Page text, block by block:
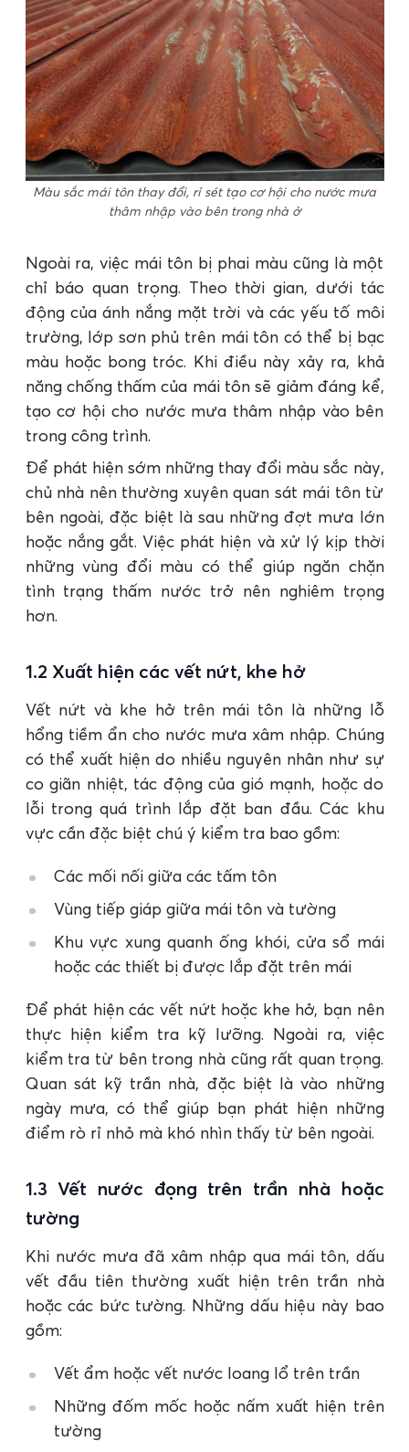
Màu sắc mái tôn thay đổi, rỉ sét tạo cơ hội cho nước mưa
thâm nhập vào bên trong nhà ở
Ngoài ra, việc mái tôn bị phai màu cũng là một
chỉ báo quan trọng. Theo thời gian, dưới tác
động của ánh nắng mặt trời và các yếu tố môi
trường, lớp sơn phủ trên mái tôn có thể bị bạc
màu hoặc bong tróc. Khi điều này xảy ra, khả
năng chống thấm của mái tôn sẽ giảm đáng kể,
tạo cơ hội cho nước mưa thâm nhập vào bên
trong công trình.
Để phát hiện sớm những thay đổi màu sắc này,
chủ nhà nên thường xuyên quan sát mái tôn từ
bên ngoài, đặc biệt là sau những đợt mưa lớn
hoặc nắng gắt. Việc phát hiện và xử lý kịp thời
những vùng đổi màu có thể giúp ngăn chặn
tình trạng thấm nước trở nên nghiêm trọng
hơn.
1.2 Xuất hiện các vết nứt, khe hở
Vết nứt và khe hở trên mái tôn là những lỗ
hổng tiềm ẩn cho nước mưa xâm nhập. Chúng
có thể xuất hiện do nhiều nguyên nhân như sự
co giãn nhiệt, tác động của gió mạnh, hoặc do
lỗi trong quá trình lắp đặt ban đầu. Các khu
vực cần đặc biệt chú ý kiểm tra bao gồm:
Các mối nối giữa các tấm tôn
Vùng tiếp giáp giữa mái tôn và tường
Khu vực xung quanh ống khói, cửa sổ mái
hoặc các thiết bị được lắp đặt trên mái
Để phát hiện các vết nứt hoặc khe hở, bạn nên
thực hiện kiểm tra kỹ lưỡng. Ngoài ra, việc
kiểm tra từ bên trong nhà cũng rất quan trọng.
Quan sát kỹ trần nhà, đặc biệt là vào những
ngày mưa, có thể giúp bạn phát hiện những
điểm rò rỉ nhỏ mà khó nhìn thấy từ bên ngoài.
1.3 Vết nước đọng trên trần nhà hoặc
tường
Khi nước mưa đã xâm nhập qua mái tôn, dấu
vết đầu tiên thường xuất hiện trên trần nhà
hoặc các bức tường. Những dấu hiệu này bao
gồm:
Vết ẩm hoặc vết nước loang lổ trên trần
Những đốm mốc hoặc nấm xuất hiện trên
tường